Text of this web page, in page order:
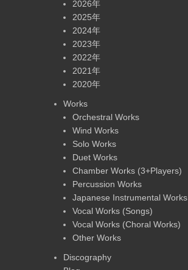
2026年
2025年
2024年
2023年
2022年
2021年
2020年
Works
Orchestral Works
Wind Works
Solo Works
Duet Works
Chamber Works (3+Players)
Percussion Works
Japanese Instrumental Works
Vocal Works (Songs)
Vocal Works (Choral Works)
Other Works
Discography